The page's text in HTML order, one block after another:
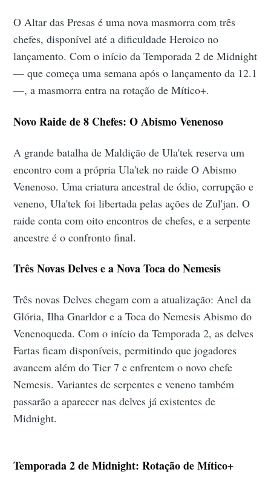
O Altar das Presas é uma nova masmorra com três
chefes, disponível até a dificuldade Heroico no
lançamento. Com o início da Temporada 2 de Midnight
— que começa uma semana após o lançamento da 12.1
—, a masmorra entra na rotação de Mítico+.
Novo Raide de 8 Chefes: O Abismo Venenoso
A grande batalha de Maldição de Ula'tek reserva um
encontro com a própria Ula'tek no raide O Abismo
Venenoso. Uma criatura ancestral de ódio, corrupção e
veneno, Ula'tek foi libertada pelas ações de Zul'jan. O
raide conta com oito encontros de chefes, e a serpente
ancestre é o confronto final.
Três Novas Delves e a Nova Toca do Nemesis
Três novas Delves chegam com a atualização: Anel da
Glória, Ilha Gnarldor e a Toca do Nemesis Abismo do
Venenoqueda. Com o início da Temporada 2, as delves
Fartas ficam disponíveis, permitindo que jogadores
avancem além do Tier 7 e enfrentem o novo chefe
Nemesis. Variantes de serpentes e veneno também
passarão a aparecer nas delves já existentes de
Midnight.
Temporada 2 de Midnight: Rotação de Mítico+